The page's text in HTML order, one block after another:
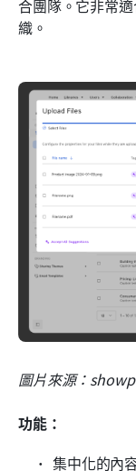
合團隊。它非常
織。
圖片來源：
功能：
集中化的內